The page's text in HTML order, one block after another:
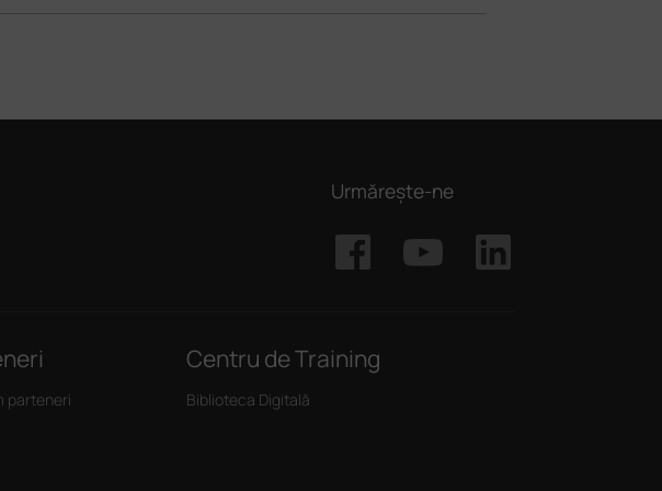
Urmărește-ne
parteneri
Centru de Training
Biblioteca Digitală